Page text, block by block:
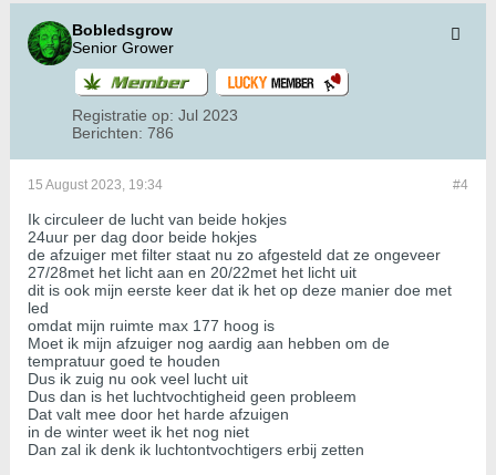
Bobledsgrow
Senior Grower
Registratie op: Jul 2023
Berichten: 786
#4
15 August 2023, 19:34
Ik circuleer de lucht van beide hokjes
24uur per dag door beide hokjes
de afzuiger met filter staat nu zo afgesteld dat ze ongeveer
27/28met het licht aan en 20/22met het licht uit
dit is ook mijn eerste keer dat ik het op deze manier doe met
led
omdat mijn ruimte max 177 hoog is
Moet ik mijn afzuiger nog aardig aan hebben om de
tempratuur goed te houden
Dus ik zuig nu ook veel lucht uit
Dus dan is het luchtvochtigheid geen probleem
Dat valt mee door het harde afzuigen
in de winter weet ik het nog niet
Dan zal ik denk ik luchtontvochtigers erbij zetten